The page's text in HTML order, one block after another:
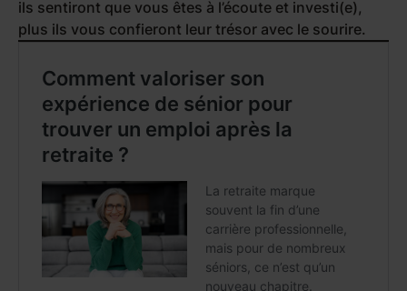
ils sentiront que vous êtes à l’écoute et investi(e),
plus ils vous confieront leur trésor avec le sourire.